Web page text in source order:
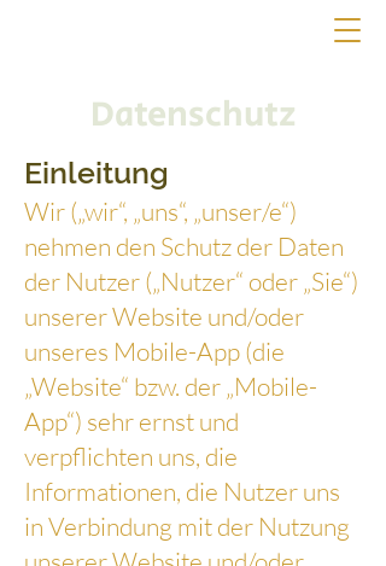
Datenschutz
Einleitung
Wir („wir“, „uns“, „unser/e“)
nehmen den Schutz der Daten
der Nutzer („Nutzer“ oder „Sie“)
unserer Website und/oder
unseres Mobile-App (die
„Website“ bzw. der „Mobile-
App“) sehr ernst und
verpflichten uns, die
Informationen, die Nutzer uns
in Verbindung mit der Nutzung